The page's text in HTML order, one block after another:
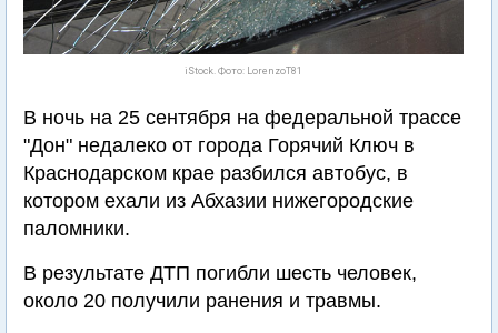
iStock. Фото: LorenzoT81
В ночь на 25 сентября на федеральной трассе
"Дон" недалеко от города Горячий Ключ в
Краснодарском крае разбился автобус, в
котором ехали из Абхазии нижегородские
паломники.
В результате ДТП погибли шесть человек,
около 20 получили ранения и травмы.